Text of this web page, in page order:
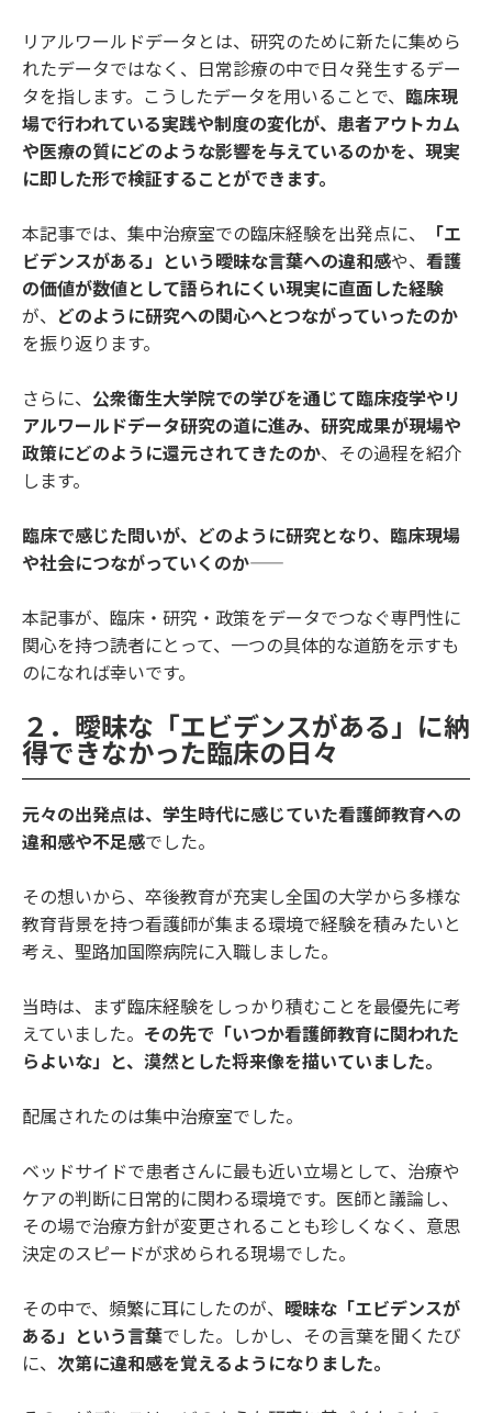
リアルワールドデータとは、研究のために新たに集めら
れたデータではなく、日常診療の中で日々発生するデー
タを指します。こうしたデータを用いることで、 臨床現
場で行われている実践や制度の変化が、患者アウトカム
や医療の質にどのような影響を与えているのかを、現実
に即した形で検証することができます。
本記事では、集中治療室での臨床経験を出発点に、
「エ
ビデンスがある」という曖昧な言葉への違和感や、 看護
の価値が数値として語られにくい現実に直面した経験
が、 どのように研究への関心へとつながっていったのか
を振り返ります。
さらに、 公衆衛生大学院での学びを通じて臨床疫学やリ
アルワールドデータ研究の道に進み、研究成果が現場や
政策にどのように還元されてきたのか、その過程を紹介
します。
臨床で感じた問いが、どのように研究となり、臨床現場
や社会につながっていくのか――
本記事が、臨床・研究・政策をデータでつなぐ専門性に
関心を持つ読者にとって、一つの具体的な道筋を示すも
のになれば幸いです。
２．曖昧な「エビデンスがある」に納
得できなかった臨床の日々
元々の出発点は、学生時代に感じていた看護師教育への
違和感や不足感でした。
その想いから、卒後教育が充実し全国の大学から多様な
教育背景を持つ看護師が集まる環境で経験を積みたいと
考え、聖路加国際病院に入職しました。
当時は、まず臨床経験をしっかり積むことを最優先に考
えていました。 その先で「いつか看護師教育に関われた
らよいな」と、漠然とした将来像を描いていました。
配属されたのは集中治療室でした。
ベッドサイドで患者さんに最も近い立場として、治療や
ケアの判断に日常的に関わる環境です。医師と議論し、
その場で治療方針が変更されることも珍しくなく、意思
決定のスピードが求められる現場でした。
その中で、頻繁に耳にしたのが、 曖昧な「エビデンスが
ある」という言葉でした。しかし、その言葉を聞くたび
に、 次第に違和感を覚えるようになりました。